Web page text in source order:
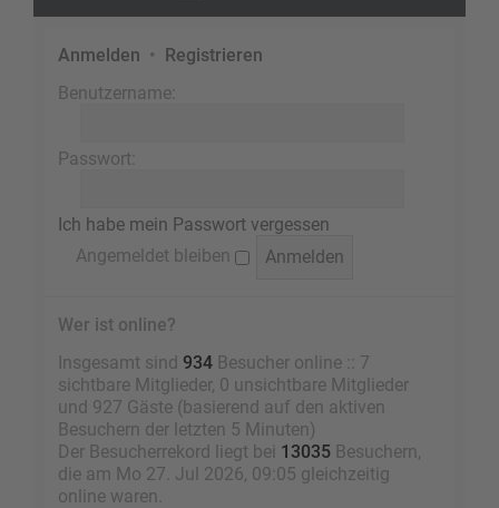
Anmelden • Registrieren
Benutzername:
Passwort:
Ich habe mein Passwort vergessen
Angemeldet bleiben
Wer ist online?
Insgesamt sind 934 Besucher online :: 7
sichtbare Mitglieder, 0 unsichtbare Mitglieder
und 927 Gäste (basierend auf den aktiven
Besuchern der letzten 5 Minuten)
Der Besucherrekord liegt bei 13035 Besuchern,
die am Mo 27. Jul 2026, 09:05 gleichzeitig
online waren.